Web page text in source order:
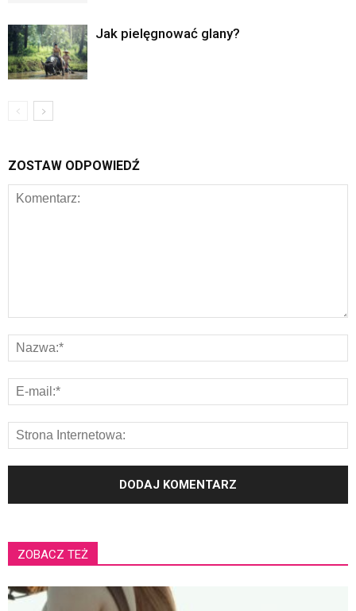
Jak pielęgnować glany?
ZOSTAW ODPOWIEDŹ
ZOBACZ TEŻ